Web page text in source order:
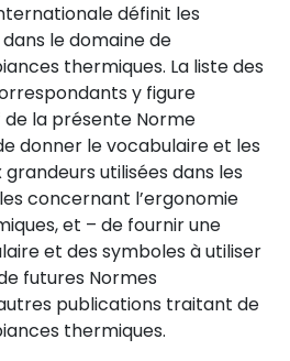
définit les
le domaine de
thermiques. La liste des
y figure
de la présente Norme
donner le vocabulaire et les
utilisées dans les
concernant l’ergonomie
et – de fournir une
et des symboles à utiliser
futures Normes
publications traitant de
thermiques.